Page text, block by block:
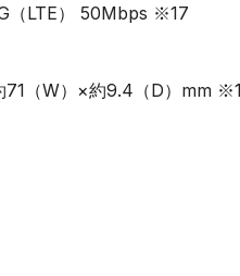
（LTE） 50Mbps ※17
71（W）×約9.4（D）mm